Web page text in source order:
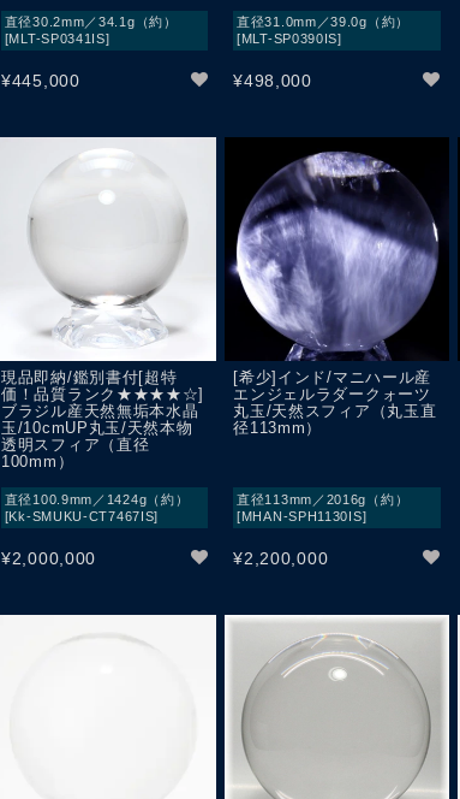
直径30.2mm／34.1g（約）
[MLT-SP0341IS]
¥445,000
直径31.0mm／39.0g（約）
[MLT-SP0390IS]
¥498,000
現品即納/鑑別書付[超特
価！品質ランク★★★★☆]
ブラジル産天然無垢本水晶
玉/10cmUP丸玉/天然本物
透明スフィア（直径
100mm）
直径100.9mm／1424g（約）
[Kk-SMUKU-CT7467IS]
¥2,000,000
[希少]インド/マニハール産
エンジェルラダークォーツ
丸玉/天然スフィア（丸玉直
径113mm）
直径113mm／2016g（約）
[MHAN-SPH1130IS]
¥2,200,000